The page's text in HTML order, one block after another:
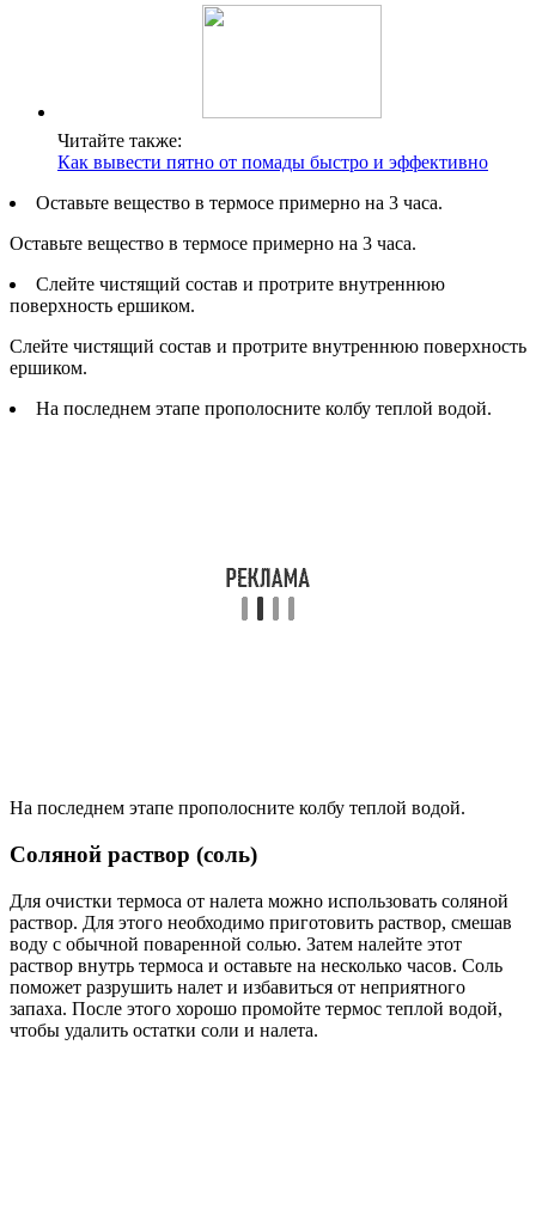
Читайте также:
Как вывести пятно от помады быстро и эффективно
Оставьте вещество в термосе примерно на 3 часа.
Оставьте вещество в термосе примерно на 3 часа.
Слейте чистящий состав и протрите внутреннюю
поверхность ершиком.
Слейте чистящий состав и протрите внутреннюю поверхность
ершиком.
На последнем этапе прополосните колбу теплой водой.
На последнем этапе прополосните колбу теплой водой.
Соляной раствор (соль)
Для очистки термоса от налета можно использовать соляной
раствор. Для этого необходимо приготовить раствор, смешав
воду с обычной поваренной солью. Затем налейте этот
раствор внутрь термоса и оставьте на несколько часов. Соль
поможет разрушить налет и избавиться от неприятного
запаха. После этого хорошо промойте термос теплой водой,
чтобы удалить остатки соли и налета.